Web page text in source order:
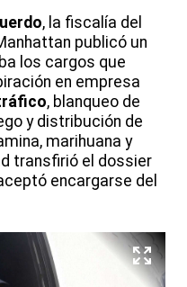
, la fiscalía del
publicó un
los cargos que
en empresa
, blanqueo de
y distribución de
marihuana y
transfirió el dossier
encargarse del